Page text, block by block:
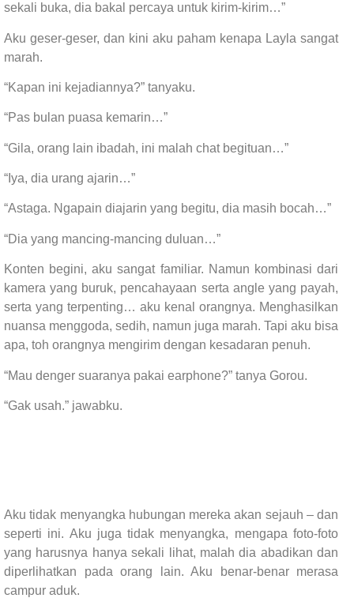
sekali buka, dia bakal percaya untuk kirim-kirim…”
Aku geser-geser, dan kini aku paham kenapa Layla sangat
marah.
“Kapan ini kejadiannya?” tanyaku.
“Pas bulan puasa kemarin…”
“Gila, orang lain ibadah, ini malah chat begituan…”
“Iya, dia urang ajarin…”
“Astaga. Ngapain diajarin yang begitu, dia masih bocah…”
“Dia yang mancing-mancing duluan…”
Konten begini, aku sangat familiar. Namun kombinasi dari
kamera yang buruk, pencahayaan serta angle yang payah,
serta yang terpenting… aku kenal orangnya. Menghasilkan
nuansa menggoda, sedih, namun juga marah. Tapi aku bisa
apa, toh orangnya mengirim dengan kesadaran penuh.
“Mau denger suaranya pakai earphone?” tanya Gorou.
“Gak usah.” jawabku.
Aku tidak menyangka hubungan mereka akan sejauh – dan
seperti ini. Aku juga tidak menyangka, mengapa foto-foto
yang harusnya hanya sekali lihat, malah dia abadikan dan
diperlihatkan pada orang lain. Aku benar-benar merasa
campur aduk.